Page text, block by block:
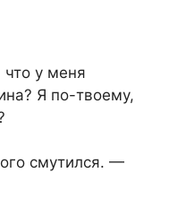
у меня
Я по-твоему,
смутился. —